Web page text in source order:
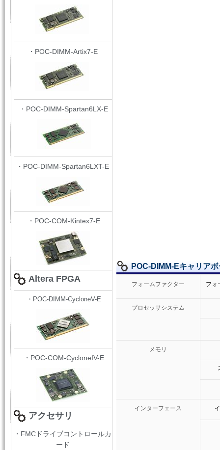
・POC-DIMM-Artix7-E
・POC-DIMM-Spartan6LX-E
・POC-DIMM-Spartan6LXT-E
・POC-COM-Kintex7-E
Altera FPGA
・POC-DIMM-CycloneV-E
・POC-COM-CycloneIV-E
アクセサリ
・FMCドライブコントロールカ
ード
POC-DIMM-Eキャリア
フォームファクター フォ
プロセッサシステム
メモリ
インターフェース